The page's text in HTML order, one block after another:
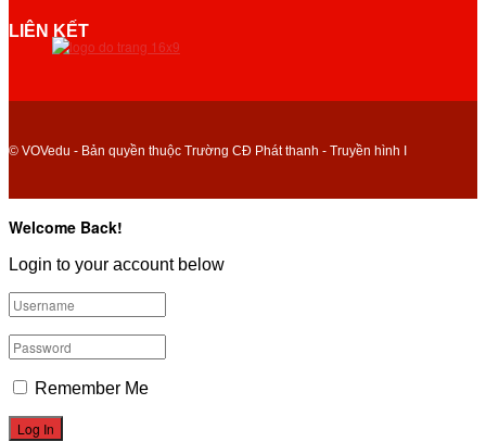
LIÊN KẾT
© VOVedu - Bản quyền thuộc Trường CĐ Phát thanh - Truyền hình I
Welcome Back!
Login to your account below
Remember Me